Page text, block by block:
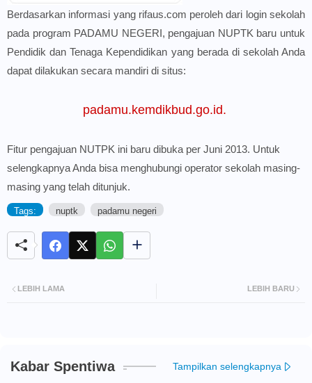
Berdasarkan informasi yang rifaus.com peroleh dari login sekolah
pada program PADAMU NEGERI, pengajuan NUPTK baru untuk
Pendidik dan Tenaga Kependidikan yang berada di sekolah Anda
dapat dilakukan secara mandiri di situs:
padamu.kemdikbud.go.id.
Fitur pengajuan NUTPK ini baru dibuka per Juni 2013. Untuk
selengkapnya Anda bisa menghubungi operator sekolah masing-
masing yang telah ditunjuk.
Tags: nuptk padamu negeri
LEBIH BARU
LEBIH LAMA
Kabar Spentiwa Tampilkan selengkapnya